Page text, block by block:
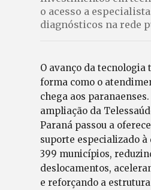
o acesso a
diagnósticos na rede
O avanço da tecnologia
forma como o
chega aos paranaenses.
ampliação da
Paraná passou a
suporte especializado
399 municípios,
deslocamentos,
e reforçando a